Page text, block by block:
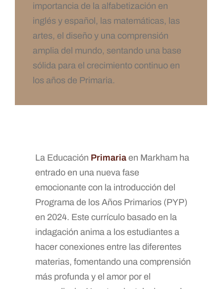
importancia de la alfabetización en
inglés y español, las matemáticas, las
artes, el diseño y una comprensión
amplia del mundo, sentando una base
sólida para el crecimiento continuo en
los años de Primaria.
La Educación Primaria en Markham ha
entrado en una nueva fase
emocionante con la introducción del
Programa de los Años Primarios (PYP)
en 2024. Este currículo basado en la
indagación anima a los estudiantes a
hacer conexiones entre las diferentes
materias, fomentando una comprensión
más profunda y el amor por el